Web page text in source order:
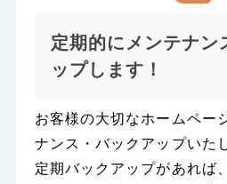
定期的にメンテナン
ップします！
お客様の大切なホームペー
ナンス・バックアップいた
定期バックアップがあれば